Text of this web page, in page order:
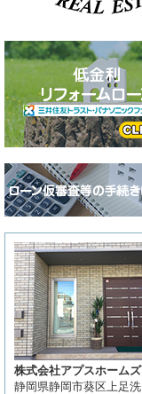
株式会社アプスホームズ
静岡県静岡市葵区上足洗